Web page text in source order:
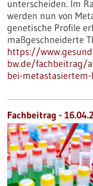
unterscheiden. Im
werden nun von
genetische Profile
maßgeschneiderte
https://
bw.de/fachbeitrag/
bei-
Fachbeitrag -